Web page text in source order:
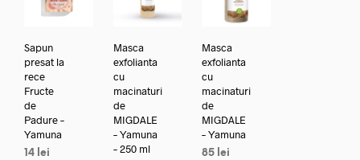
Sapun
presat la
rece
Fructe
de
Padure –
Yamuna
14 lei
Masca
exfolianta
cu
macinaturi
de
MIGDALE
– Yamuna
– 250 ml
Masca
exfolianta
cu
macinaturi
de
MIGDALE
– Yamuna
85 lei